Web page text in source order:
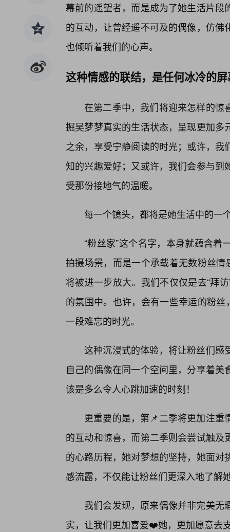
幕前的遥望者，而是成为了她生活片
的互动，让曾经遥不可及的偶像，仿
也倾听着我们的心声。
这种情感的联结，是任何冰冷的
在第二季中，我们将迎来怎样的惊
掘吴梦梦真实的生活状态，呈现更加
之余，享受宁静阅读的时光；或许，
知的兴趣爱好；又或许，我们会参与
受那份接地气的温暖。
每一个镜头，都将是她生活中的一
“粉丝家”这个名字，本身就蕴含
拍摄场景，而是一个承载着无数粉丝
将被进一步放大。我们不仅仅是去“拜
的氛围中。也许，会有一些幸运的粉
一段难忘的时光。
这种沉浸式的体验，将让粉丝们
自己的偶像在同一个空间里，分享着
该是多么令人心跳加速的时刻！
更重要的是，第📌二季将更加注
的互动和惊喜，而第二季则会尝试触
的心路历程，她对梦想的坚持，她面
感流露，不仅能让粉丝们更深入地了解
我们会发现，原来偶像并非完美
实，让我们更加喜爱❤️她，更加愿意去